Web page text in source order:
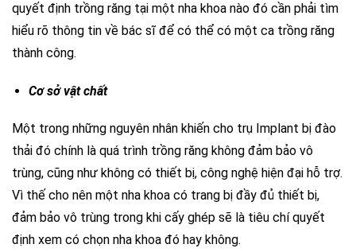
quyết định trồng răng tại một nha khoa nào đó cần phải tìm
hiểu rõ thông tin về bác sĩ để có thể có một ca trồng răng
thành công.
Cơ sở vật chất
Một trong những nguyên nhân khiến cho trụ Implant bị đào
thải đó chính là quá trình trồng răng không đảm bảo vô
trùng, cũng như không có thiết bị, công nghệ hiện đại hỗ trợ.
Vì thế cho nên một nha khoa có trang bị đầy đủ thiết bị,
đảm bảo vô trùng trong khi cấy ghép sẽ là tiêu chí quyết
định xem có chọn nha khoa đó hay không.